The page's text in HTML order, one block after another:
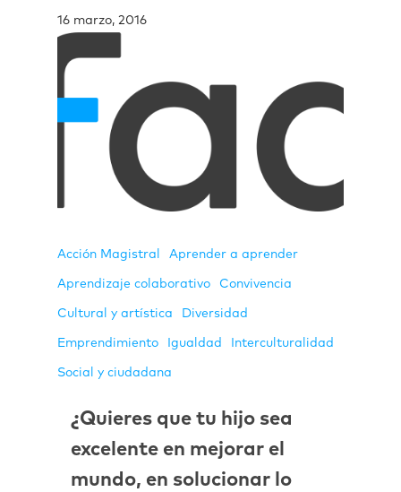
16 marzo, 2016
Acción Magistral Aprender a aprender
Aprendizaje colaborativo Convivencia
Cultural y artística Diversidad
Emprendimiento Igualdad Interculturalidad
Social y ciudadana
¿Quieres que tu hijo sea
excelente en mejorar el
mundo, en solucionar lo